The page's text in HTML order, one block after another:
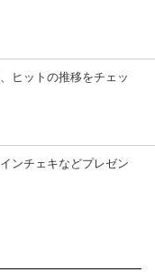
ヒットの推移をチェッ
ンチェキなどプレゼン